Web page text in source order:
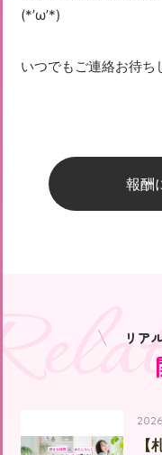
(*’ω’*)
いつでもご連絡お待
報酬
リア